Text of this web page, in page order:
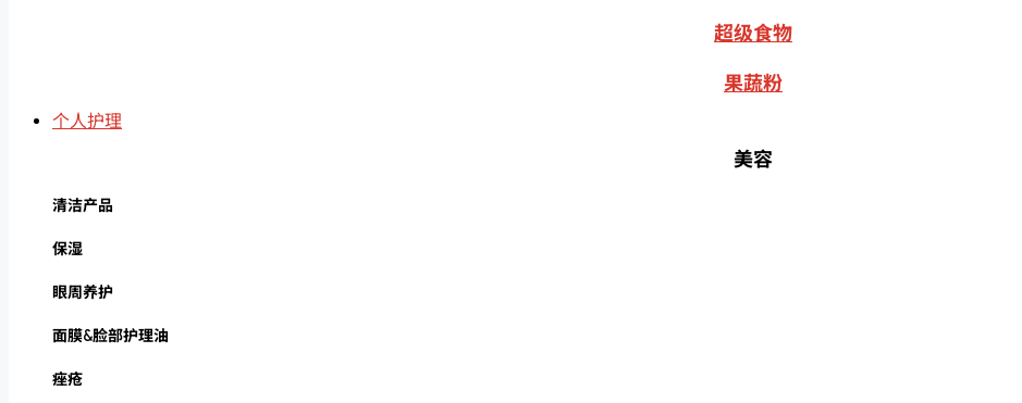
超级食物
果蔬粉
个人护理
美容
清洁产品
保湿
眼周养护
面膜&脸部护理油
痤疮